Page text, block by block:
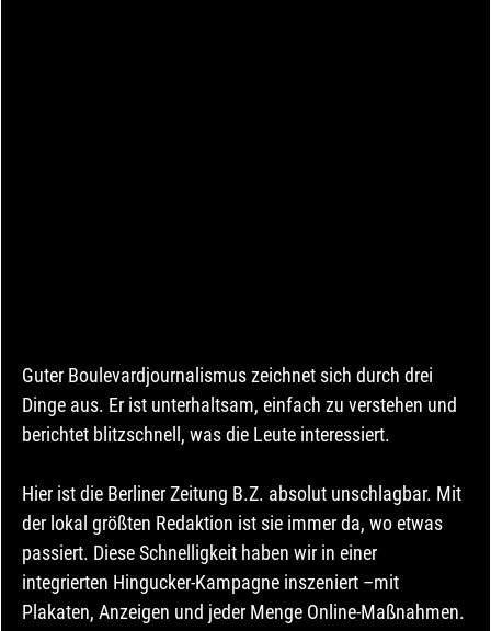
Guter Boulevardjournalismus zeichnet sich durch drei
Dinge aus. Er ist unterhaltsam, einfach zu verstehen und
berichtet blitzschnell, was die Leute interessiert.
Hier ist die Berliner Zeitung B.Z. absolut unschlagbar. Mit
der lokal größten Redaktion ist sie immer da, wo etwas
passiert. Diese Schnelligkeit haben wir in einer
integrierten Hingucker-Kampagne inszeniert –mit
Plakaten, Anzeigen und jeder Menge Online-Maßnahmen.